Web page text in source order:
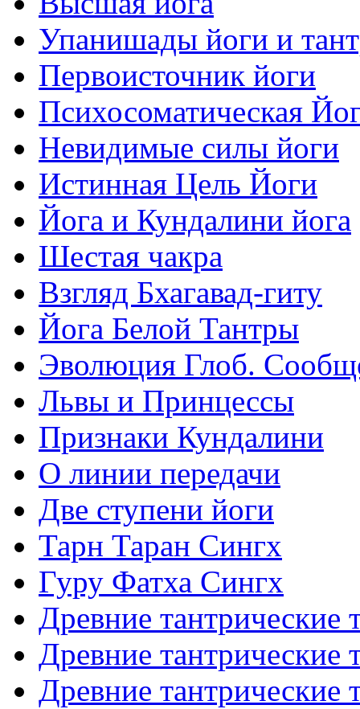
Упанишады йоги и
Первоисточник йоги
Психосоматическая
Невидимые силы йоги
Истинная Цель Йоги
Йога и Кундалини йога
Шестая чакра
Взгляд Бхагавад-гиту
Йога Белой Тантры
Эволюция Глоб.
Львы и Принцессы
Признаки Кундалини
О линии передачи
Две ступени йоги
Тарн Таран Сингх
Гуру Фатха Сингх
Древние тантрические
Древние тантрические
Древние тантрические